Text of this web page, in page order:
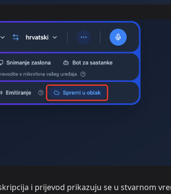
i prijevod prikazuju se u stvarnom